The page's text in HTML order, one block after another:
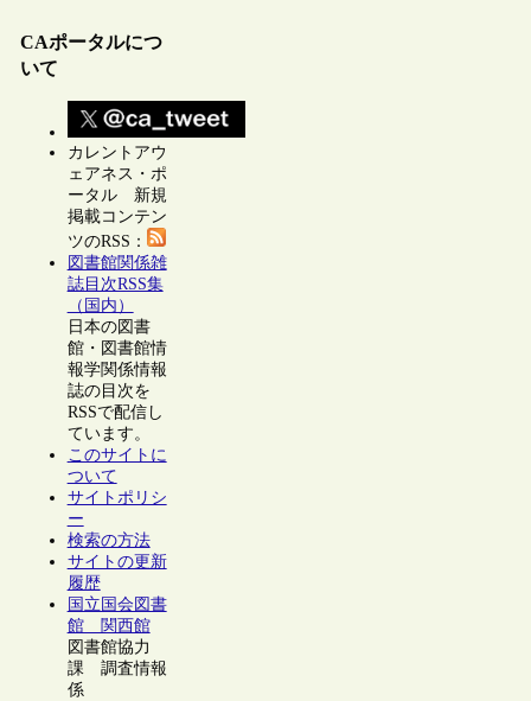
CAポータルにつ
いて
カレントアウ
ェアネス・ポ
ータル 新規
掲載コンテン
ツのRSS：
図書館関係雑
誌目次RSS集
（国内）
日本の図書
館・図書館情
報学関係情報
誌の目次を
RSSで配信し
ています。
このサイトに
ついて
サイトポリシ
ー
検索の方法
サイトの更新
履歴
国立国会図書
館 関西館
図書館協力
課 調査情報
係